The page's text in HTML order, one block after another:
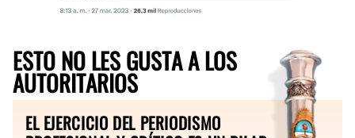
ESTO NO LES GUSTA A LOS
AUTORITARIOS
EL EJERCICIO DEL PERIODISMO